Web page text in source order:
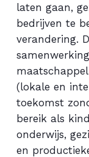
laten gaan,
bedrijven te
verandering.
(lokale en
toekomst
bereik als
onderwijs,
en